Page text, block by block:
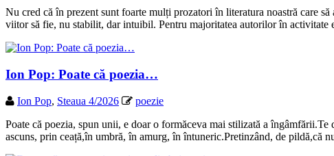
Nu cred că în prezent sunt foarte mulți prozatori în literatura noastră care
viitor să fie, nu stabilit, dar intuibil. Pentru majoritatea autorilor în
Ion Pop: Poate că poezia…
Ion Pop, Steaua 4/2026
poezie
Poate că poezia, spun unii, e doar o formăceva mai stilizată a
ascuns, prin ceață,în umbră, în amurg, în întuneric.Pretinzând, de pildă,că